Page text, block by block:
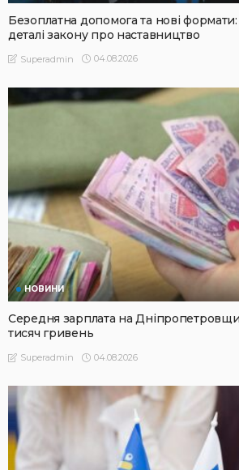
Безоплатна допомога та нові
деталі закону про наставництво
Superadmin 04.08.2026
НОВИНИ
Середня зарплата на
тисяч гривень
Superadmin 04.08.2026